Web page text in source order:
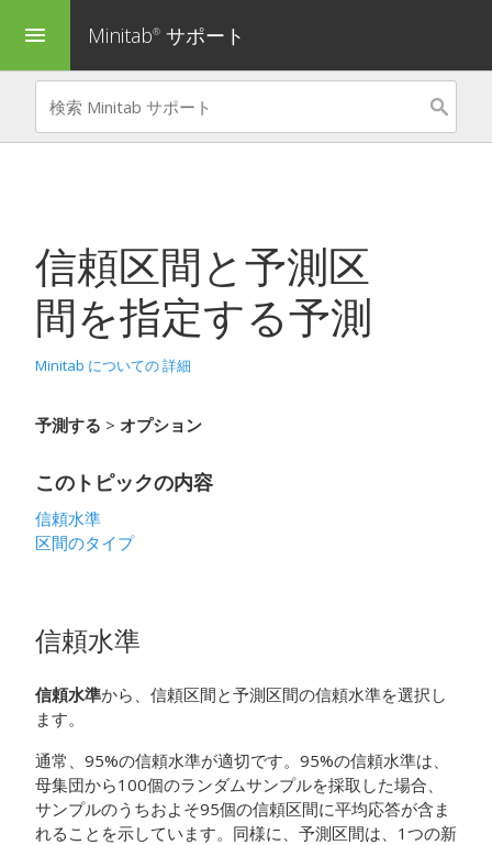
menu Minitab® サポート
信頼区間と予測区
間を指定する予測
Minitab についての 詳細
予測する > オプション
このトピックの内容
信頼水準
区間のタイプ
信頼水準
信頼水準から、信頼区間と予測区間の信頼水準を選択し
ます。
通常、95%の信頼水準が適切です。95%の信頼水準は、
母集団から100個のランダムサンプルを採取した場合、
サンプルのうちおよそ95個の信頼区間に平均応答が含ま
れることを示しています。同様に、予測区間は、1つの新